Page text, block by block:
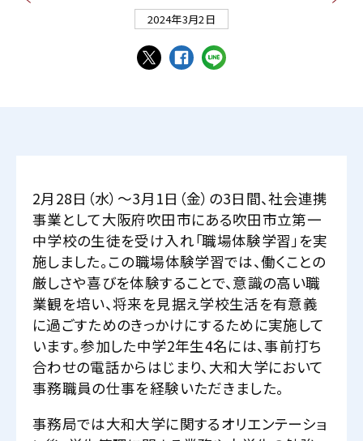
2024年3月2日
2月28日（水）～3月1日（金）の3日間、社会連携
事業として大阪府吹田市にある吹田市立第一
中学校の生徒を受け入れ「職場体験学習」を実
施しました。この職場体験学習では、働くことの
厳しさや喜びを体験することで、意識の高い職
業観を培い、将来を見据え学校生活を有意義
に過ごすためのきっかけにするために実施して
います。参加した中学2年生4名には、事前打ち
合わせの電話からはじまり、大和大学において
事務職員の仕事を経験いただきました。
事務局では大和大学に関するオリエンテーショ